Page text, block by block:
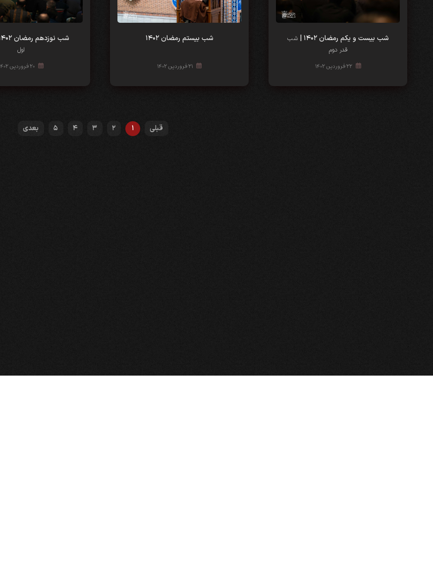
شب‌‌ بیست و یکم رمضان ۱۴۰۲ |
شب
قدر دوم
۲۲ فروردین ۱۴۰۲
شب‌‌ بیستم رمضان ۱۴۰۲
۲۱ فروردین ۱۴۰۲
شب‌‌ نوزدهم رمضان ۱۴۰۲ |
اول
۲۰ فروردین ۱۴۰۲
قبلی 1
2
3
4
5 بعدی